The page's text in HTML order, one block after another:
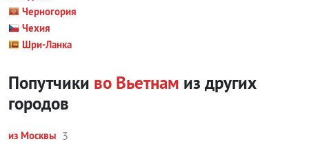
Черногория
Чехия
Шри-Ланка
Попутчики во Вьетнам из других
городов
из Москвы 3